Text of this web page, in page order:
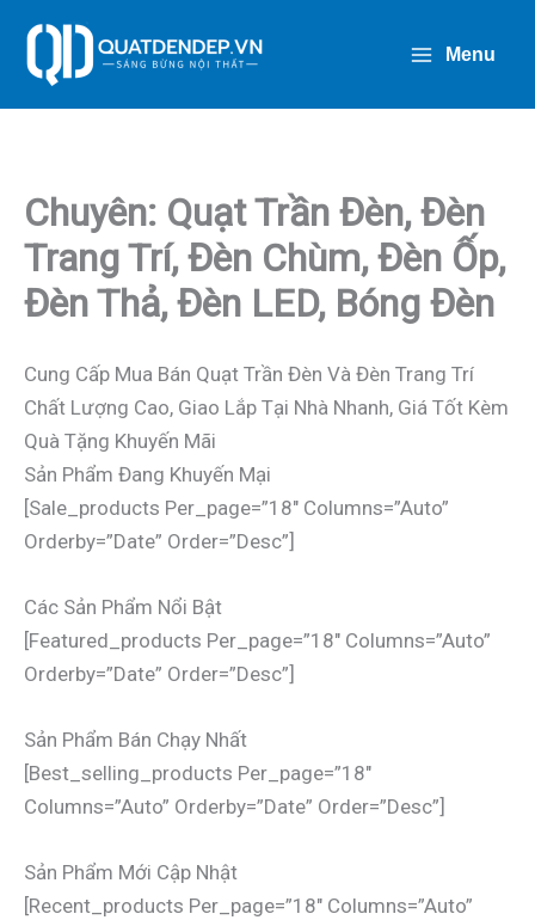
Dung
Menu
Chuyên: Quạt Trần Đèn, Đèn
Trang Trí, Đèn Chùm, Đèn Ốp,
Đèn Thả, Đèn LED, Bóng Đèn
Cung Cấp Mua Bán Quạt Trần Đèn Và Đèn Trang Trí
Chất Lượng Cao, Giao Lắp Tại Nhà Nhanh, Giá Tốt Kèm
Quà Tặng Khuyến Mãi
Sản Phẩm Đang Khuyến Mại
[sale_products Per_page=”18″ Columns=”auto”
Orderby=”date” Order=”desc”]
Các Sản Phẩm Nổi Bật
[featured_products Per_page=”18″ Columns=”auto”
Orderby=”date” Order=”desc”]
Sản Phẩm Bán Chạy Nhất
[best_selling_products Per_page=”18″
Columns=”auto” Orderby=”date” Order=”desc”]
Sản Phẩm Mới Cập Nhật
[recent_products Per_page=”18″ Columns=”auto”